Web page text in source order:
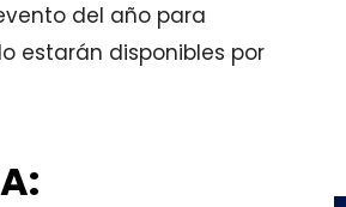
del año para
estarán disponibles por